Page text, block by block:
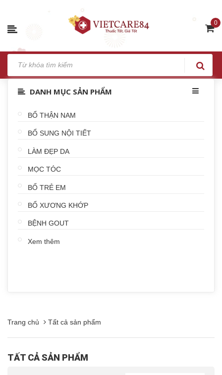
0
DANH MỤC SẢN PHẨM
BỔ THẬN NAM
BỔ SUNG NỘI TIẾT
LÀM ĐẸP DA
MỌC TÓC
BỔ TRẺ EM
BỔ XƯƠNG KHỚP
BỆNH GOUT
Xem thêm
Trang chủ Tất cả sản phẩm
TẤT CẢ SẢN PHẨM